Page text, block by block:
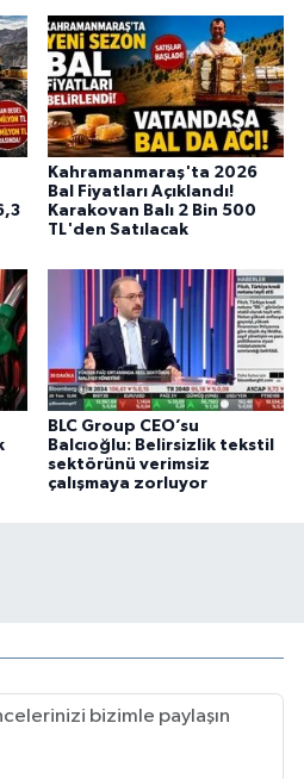
Kahramanmaraş'ta 2026
Bal Fiyatları Açıklandı!
Karakovan Balı 2 Bin 500
TL'den Satılacak
BLC Group CEO’su
Balcıoğlu: Belirsizlik tekstil
sektörünü verimsiz
çalışmaya zorluyor